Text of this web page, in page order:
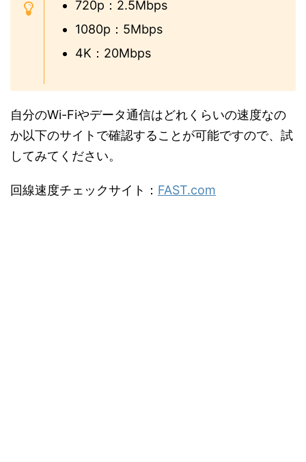
720p：2.5Mbps
1080p：5Mbps
4K：20Mbps
自分のWi-Fiやデータ通信はどれくらいの速度なの
か以下のサイトで確認することが可能ですので、試
してみてください。
回線速度チェックサイト： FAST.com